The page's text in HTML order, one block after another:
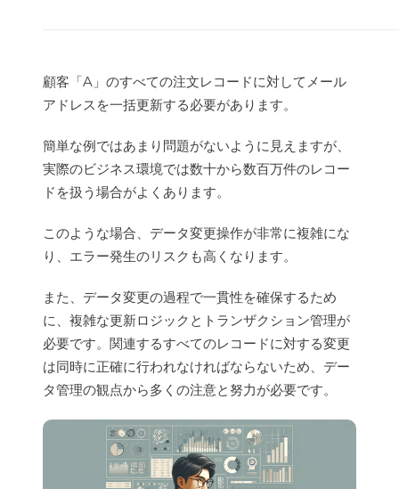
顧客「A」のすべての注文レコードに対してメール
アドレスを一括更新する必要があります。
簡単な例ではあまり問題がないように見えますが、
実際のビジネス環境では数十から数百万件のレコー
ドを扱う場合がよくあります。
このような場合、データ変更操作が非常に複雑にな
り、エラー発生のリスクも高くなります。
また、データ変更の過程で一貫性を確保するため
に、複雑な更新ロジックとトランザクション管理が
必要です。関連するすべてのレコードに対する変更
は同時に正確に行われなければならないため、デー
タ管理の観点から多くの注意と努力が必要です。